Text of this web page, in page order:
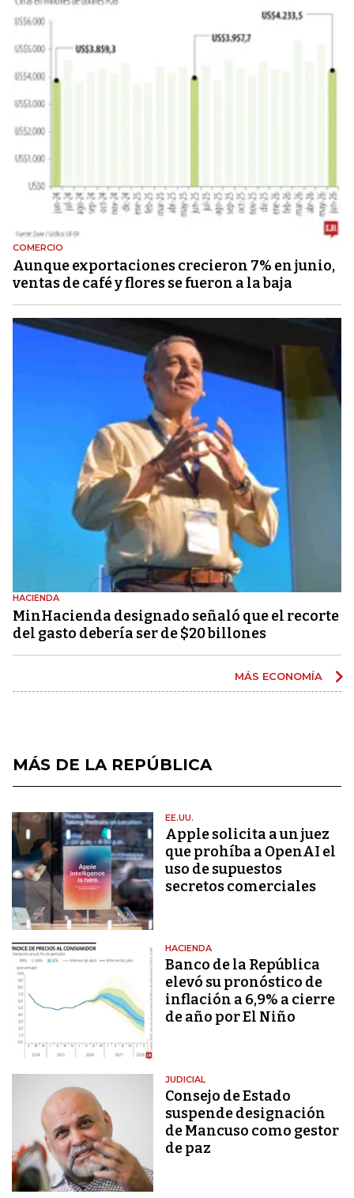
COMERCIO
Aunque exportaciones crecieron 7% en junio,
ventas de café y flores se fueron a la baja
HACIENDA
MinHacienda designado señaló que el recorte
del gasto debería ser de $20 billones
MÁS ECONOMÍA
MÁS DE LA REPÚBLICA
EE.UU.
Apple solicita a un juez
que prohíba a OpenAI el
uso de supuestos
secretos comerciales
HACIENDA
Banco de la República
elevó su pronóstico de
inflación a 6,9% a cierre
de año por El Niño
JUDICIAL
Consejo de Estado
suspende designación
de Mancuso como gestor
de paz